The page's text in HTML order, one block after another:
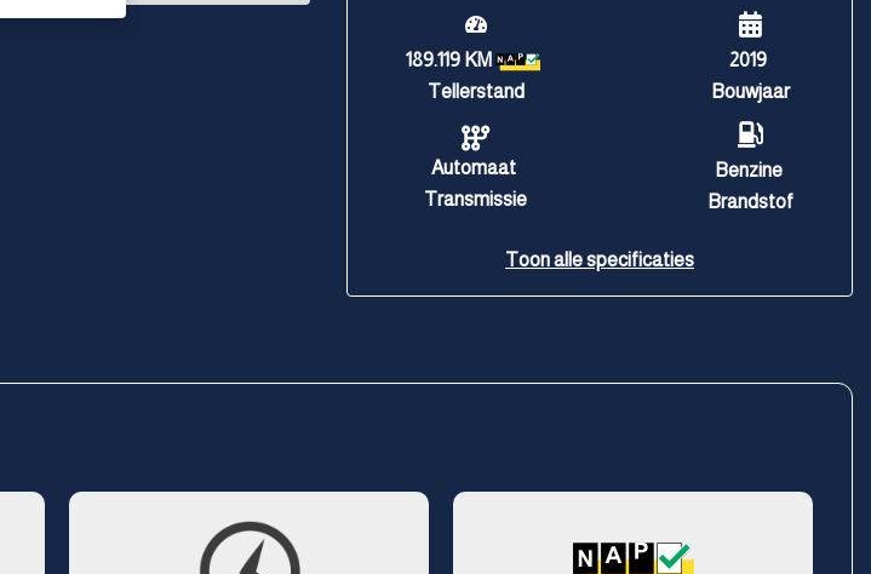
189.119 KM
Tellerstand
Automaat
Transmissie
2019
Bouwjaar
Benzine
Brandstof
Toon alle specificaties